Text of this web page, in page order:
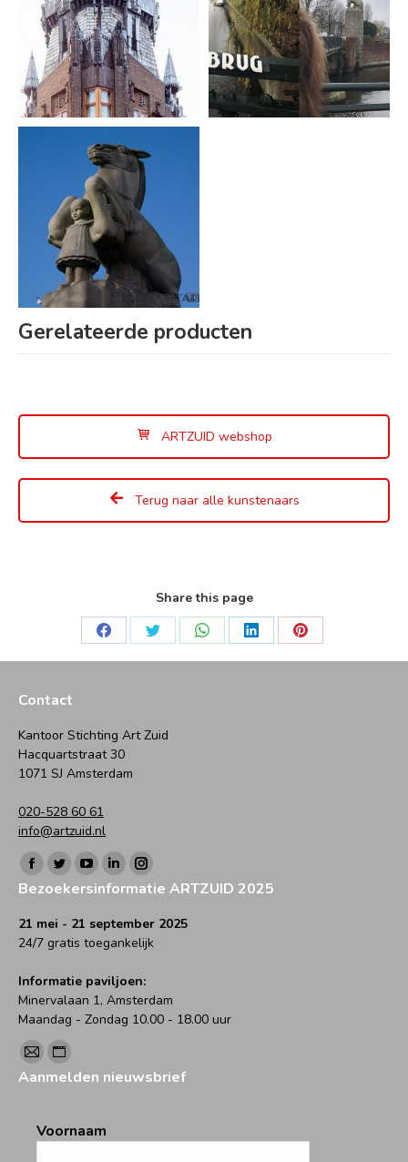
Gerelateerde producten
ARTZUID webshop
Terug naar alle kunstenaars
Share this page
Deel
Deel
Deel
Deel
Deel
Contact
Kantoor Stichting Art Zuid
Hacquartstraat 30
1071 SJ Amsterdam
020-528 60 61
info@artzuid.nl
Vind ons op:
Facebook
page
opens
in
window
Twitter
page
opens
in
window
YouTube
page
opens
in
window
Linkedin
page
opens
in
window
Instagram
page
opens
in
window
Bezoekersinformatie ARTZUID 2025
21 mei - 21 september 2025
24/7 gratis toegankelijk
Informatie paviljoen:
Minervalaan 1, Amsterdam
Maandag - Zondag 10.00 - 18.00 uur
Vind ons op:
Mail
page
in
Website
page
in
Aanmelden nieuwsbrief
Voornaam